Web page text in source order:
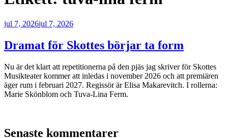
Publicerat
jul 7, 2026jul 7, 2026
Dramat för Skottes börjar ta form
Nu är det klart att repetitionerna på den pjäs jag skriver för Skottes
Musikteater kommer att inledas i november 2026 och att premiären
äger rum i februari 2027. Regissör är Elisa Makarevitch. I rollerna:
Marie Skönblom och Tuva-Lina Ferm.
Senaste kommentarer